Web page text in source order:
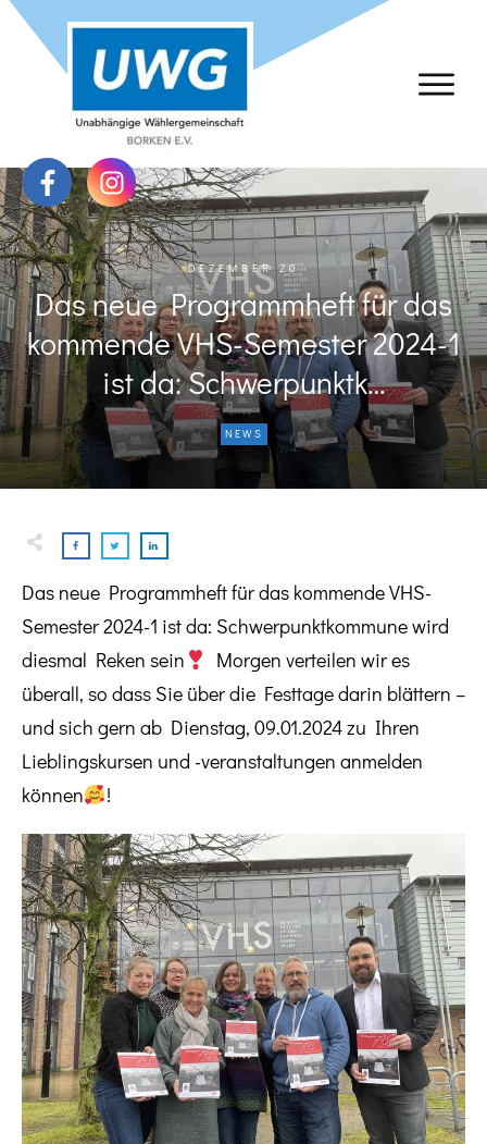
DEZEMBER 20
Das neue Programmheft für das
kommende VHS-Semester 2024-1
ist da: Schwerpunktk…
NEWS
Das neue Programmheft für das kommende VHS-
Semester 2024-1 ist da: Schwerpunktkommune wird
diesmal Reken sein
Morgen verteilen wir es
überall, so dass Sie über die Festtage darin blättern –
und sich gern ab Dienstag, 09.01.2024 zu Ihren
Lieblingskursen und -veranstaltungen anmelden
können
!